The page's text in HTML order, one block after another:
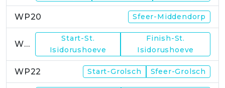
WP20 Sfeer-Middendorp
WP21
Start-St.
Isidorushoeve
Finish-St.
Isidorushoeve
WP22 Start-Grolsch Sfeer-Grolsch